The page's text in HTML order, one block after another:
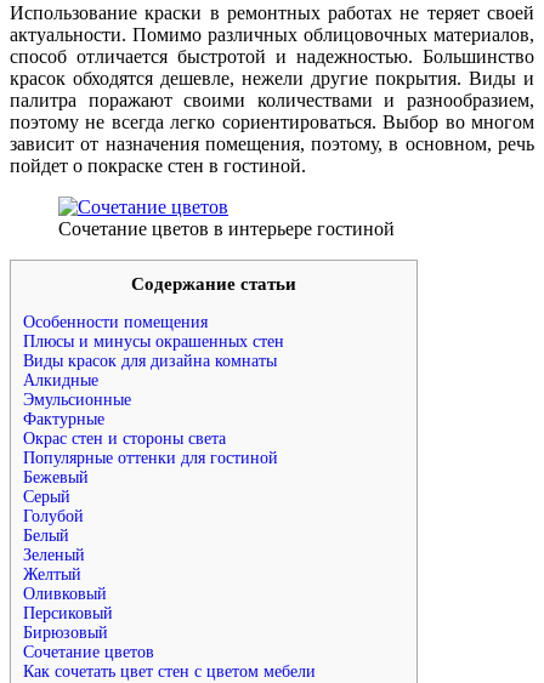
Использование краски в ремонтных работах не теряет своей
актуальности. Помимо различных облицовочных материалов,
способ отличается быстротой и надежностью. Большинство
красок обходятся дешевле, нежели другие покрытия. Виды и
палитра поражают своими количествами и разнообразием,
поэтому не всегда легко сориентироваться. Выбор во многом
зависит от назначения помещения, поэтому, в основном, речь
пойдет о покраске стен в гостиной.
Сочетание цветов в интерьере гостиной
Содержание статьи
Особенности помещения
Плюсы и минусы окрашенных стен
Виды красок для дизайна комнаты
Алкидные
Эмульсионные
Фактурные
Окрас стен и стороны света
Популярные оттенки для гостиной
Бежевый
Серый
Голубой
Белый
Зеленый
Желтый
Оливковый
Персиковый
Бирюзовый
Сочетание цветов
Как сочетать цвет стен с цветом мебели